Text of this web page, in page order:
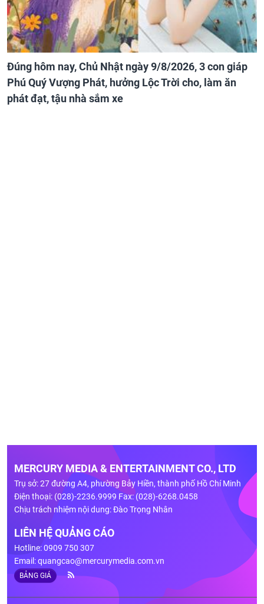
Đúng hôm nay, Chủ Nhật ngày 9/8/2026, 3 con giáp
Phú Quý Vượng Phát, hưởng Lộc Trời cho, làm ăn
phát đạt, tậu nhà sắm xe
MERCURY MEDIA & ENTERTAINMENT CO., LTD
Trụ sở: 27 đường A4, phường Bảy Hiền, thành phố Hồ Chí Minh
Điện thoại: (028)-2236.9999 Fax: (028)-6268.0458
Chịu trách nhiệm nội dung: Đào Trọng Nhân
LIÊN HỆ QUẢNG CÁO
Hotline: 0909 750 307
Email:quangcao@mercurymedia.com.vn
BẢNG GIÁ